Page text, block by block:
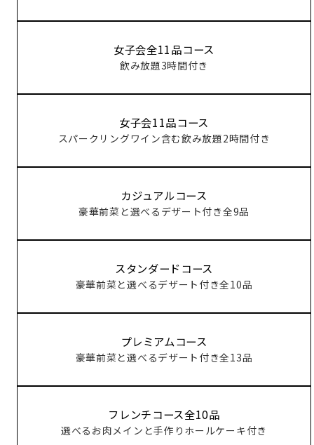
女子会全11品コース
飲み放題3時間付き
女子会11品コース
スパークリングワイン含む飲み放題2時間付き
カジュアルコース
豪華前菜と選べるデザート付き全9品
スタンダードコース
豪華前菜と選べるデザート付き全10品
プレミアムコース
豪華前菜と選べるデザート付き全13品
フレンチコース全10品
選べるお肉メインと手作りホールケーキ付き